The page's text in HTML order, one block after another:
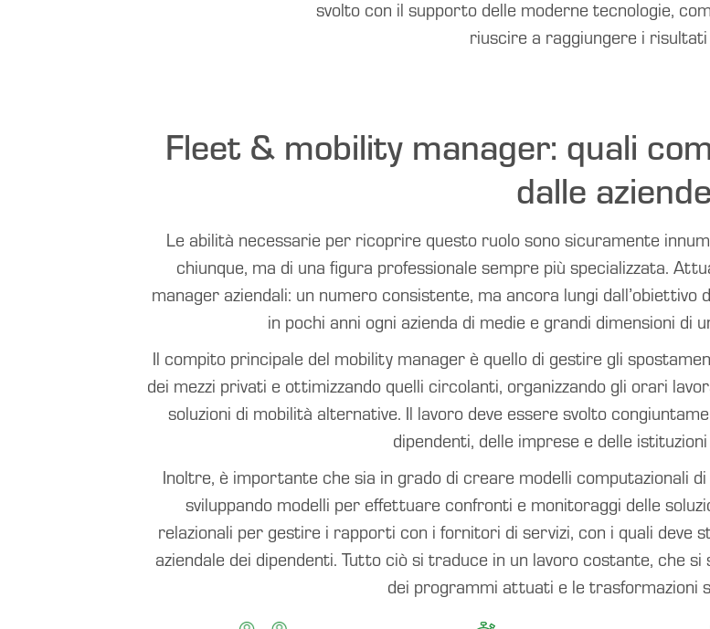
svolto con il supporto delle moderne tecnologie,
riuscire a raggiungere i
Fleet & mobility manager: quali
dalle aziende
Le abilità necessarie per ricoprire questo ruolo sono sicuramente
chiunque, ma di una figura professionale sempre più specializzata.
manager aziendali: un numero consistente, ma ancora lungi
in pochi anni ogni azienda di medie e grandi dimensioni di
Il compito principale del mobility manager è quello di gestire gli
dei mezzi privati e ottimizzando quelli circolanti, organizzando gli orari
soluzioni di mobilità alternative. Il lavoro deve essere svolto
dipendenti, delle imprese e delle
Inoltre, è importante che sia in grado di creare modelli computazionali
sviluppando modelli per effettuare confronti e monitoraggi delle
relazionali per gestire i rapporti con i fornitori di servizi, con i quali deve
aziendale dei dipendenti. Tutto ciò si traduce in un lavoro costante, che
dei programmi attuati e le trasformazioni